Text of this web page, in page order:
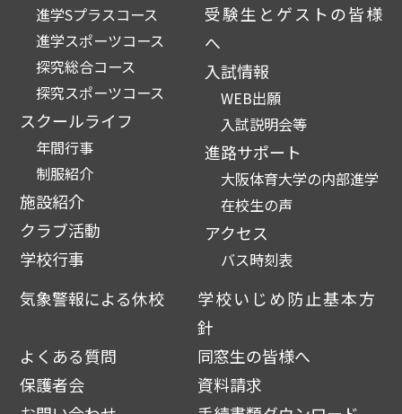
進学Sプラスコース
進学スポーツコース
探究総合コース
探究スポーツコース
スクールライフ
年間行事
制服紹介
施設紹介
クラブ活動
学校行事
受験生とゲストの皆様
へ
入試情報
WEB出願
入試説明会等
進路サポート
大阪体育大学の内部進学
在校生の声
アクセス
バス時刻表
気象警報による休校
学校いじめ防止基本方
針
よくある質問
同窓生の皆様へ
保護者会
資料請求